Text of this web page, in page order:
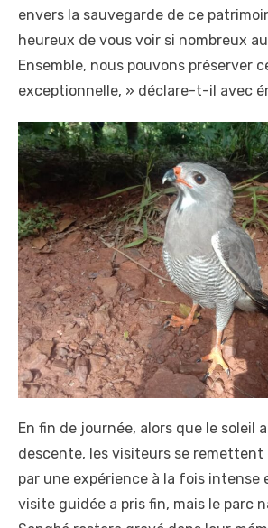
envers la sauvegarde de ce
heureux de vous voir si nombreux
Ensemble, nous pouvons préserver
exceptionnelle, » déclare-t-il avec
En fin de journée, alors que le soleil
descente, les visiteurs se
par une expérience à la fois intense
visite guidée a pris fin, mais le parc